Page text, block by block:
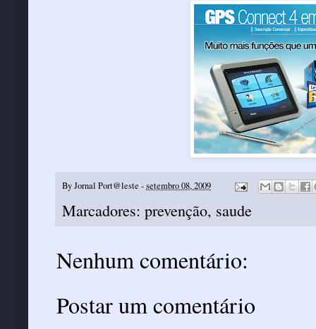
ByJornal Port@leste -setembro 08, 2009
Marcadores: prevenção, saude
Nenhum comentário:
Postar um comentário